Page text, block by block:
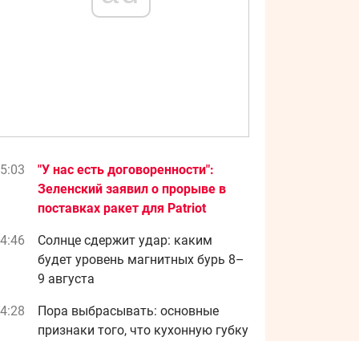
"У нас есть договоренности":
Зеленский заявил о прорыве в
поставках ракет для Patriot
Солнце сдержит удар: каким
будет уровень магнитных бурь 8–
9 августа
Пора выбрасывать: основные
признаки того, что кухонную губку